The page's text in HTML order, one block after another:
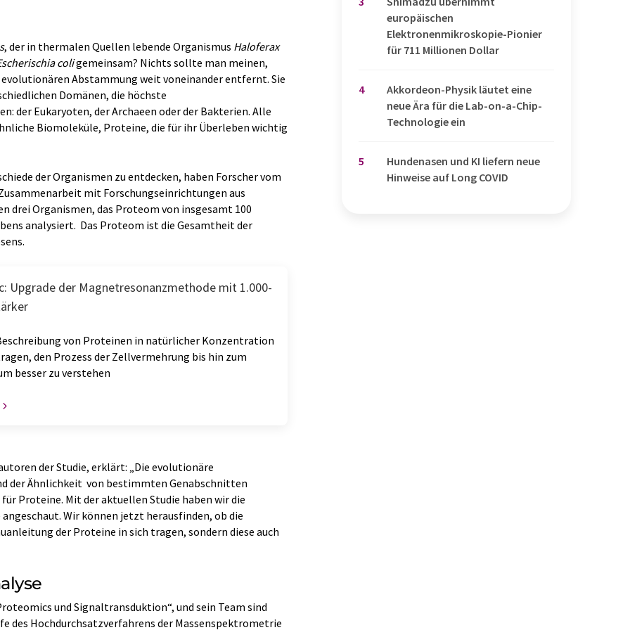
, der in thermalen Quellen lebende Organismus Haloferax
coligemeinsam? Nichts sollte man meinen,
evolutionären Abstammung weit voneinander entfernt. Sie
Domänen, die höchste
der Eukaryoten, der Archaeen oder der Bakterien. Alle
Biomoleküle, Proteine, die für ihr Überleben wichtig
der Organismen zu entdecken, haben Forscher vom
mit Forschungseinrichtungen aus
drei Organismen, das Proteom von insgesamt 100
analysiert. Das Proteom ist die Gesamtheit der
Upgrade der Magnetresonanzmethode mit 1.000-
von Proteinen in natürlicher Konzentration
den Prozess der Zellvermehrung bis hin zum
besser zu verstehen
der Studie, erklärt: „Die evolutionäre
der Ähnlichkeit von bestimmten Genabschnitten
Proteine. Mit der aktuellen Studie haben wir die
Wir können jetzt herausfinden, ob die
der Proteine in sich tragen, sondern diese auch
und Signaltransduktion“, und sein Team sind
des Hochdurchsatzverfahrens der Massenspektrometrie
europäischen
Elektronenmikroskopie-Pionier
für 711 Millionen Dollar
4
Akkordeon-Physik läutet eine
neue Ära für die Lab-on-a-Chip-
Technologie ein
5
Hundenasen und KI liefern neue
Hinweise auf Long COVID